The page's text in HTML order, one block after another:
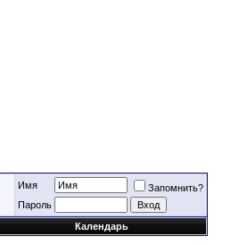
Имя
Запомнить?
Пароль
Календарь